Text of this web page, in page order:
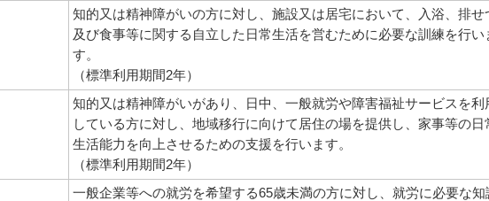
知的又は精神障がいの方に対し、施設又は居宅において、入浴、排せ
及び食事等に関する自立した日常生活を営むために必要な訓練を行い
す。
（標準利用期間2年）
知的又は精神障がいがあり、日中、一般就労や障害福祉サービスを利
している方に対し、地域移行に向けて居住の場を提供し、家事等の日
生活能力を向上させるための支援を行います。
（標準利用期間2年）
一般企業等への就労を希望する65歳未満の方に対し、就労に必要な知